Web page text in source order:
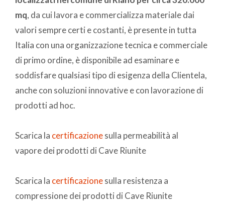
mq, da cui lavora e commercializza materiale dai
valori sempre certi e costanti, è presente in tutta
Italia con una organizzazione tecnica e commerciale
di primo ordine, è disponibile ad esaminare e
soddisfare qualsiasi tipo di esigenza della Clientela,
anche con soluzioni innovative e con lavorazione di
prodotti ad hoc.
Scarica la certificazionesulla permeabilità al
vapore dei prodotti di Cave Riunite
Scarica la certificazionesulla resistenza a
compressione dei prodotti di Cave Riunite